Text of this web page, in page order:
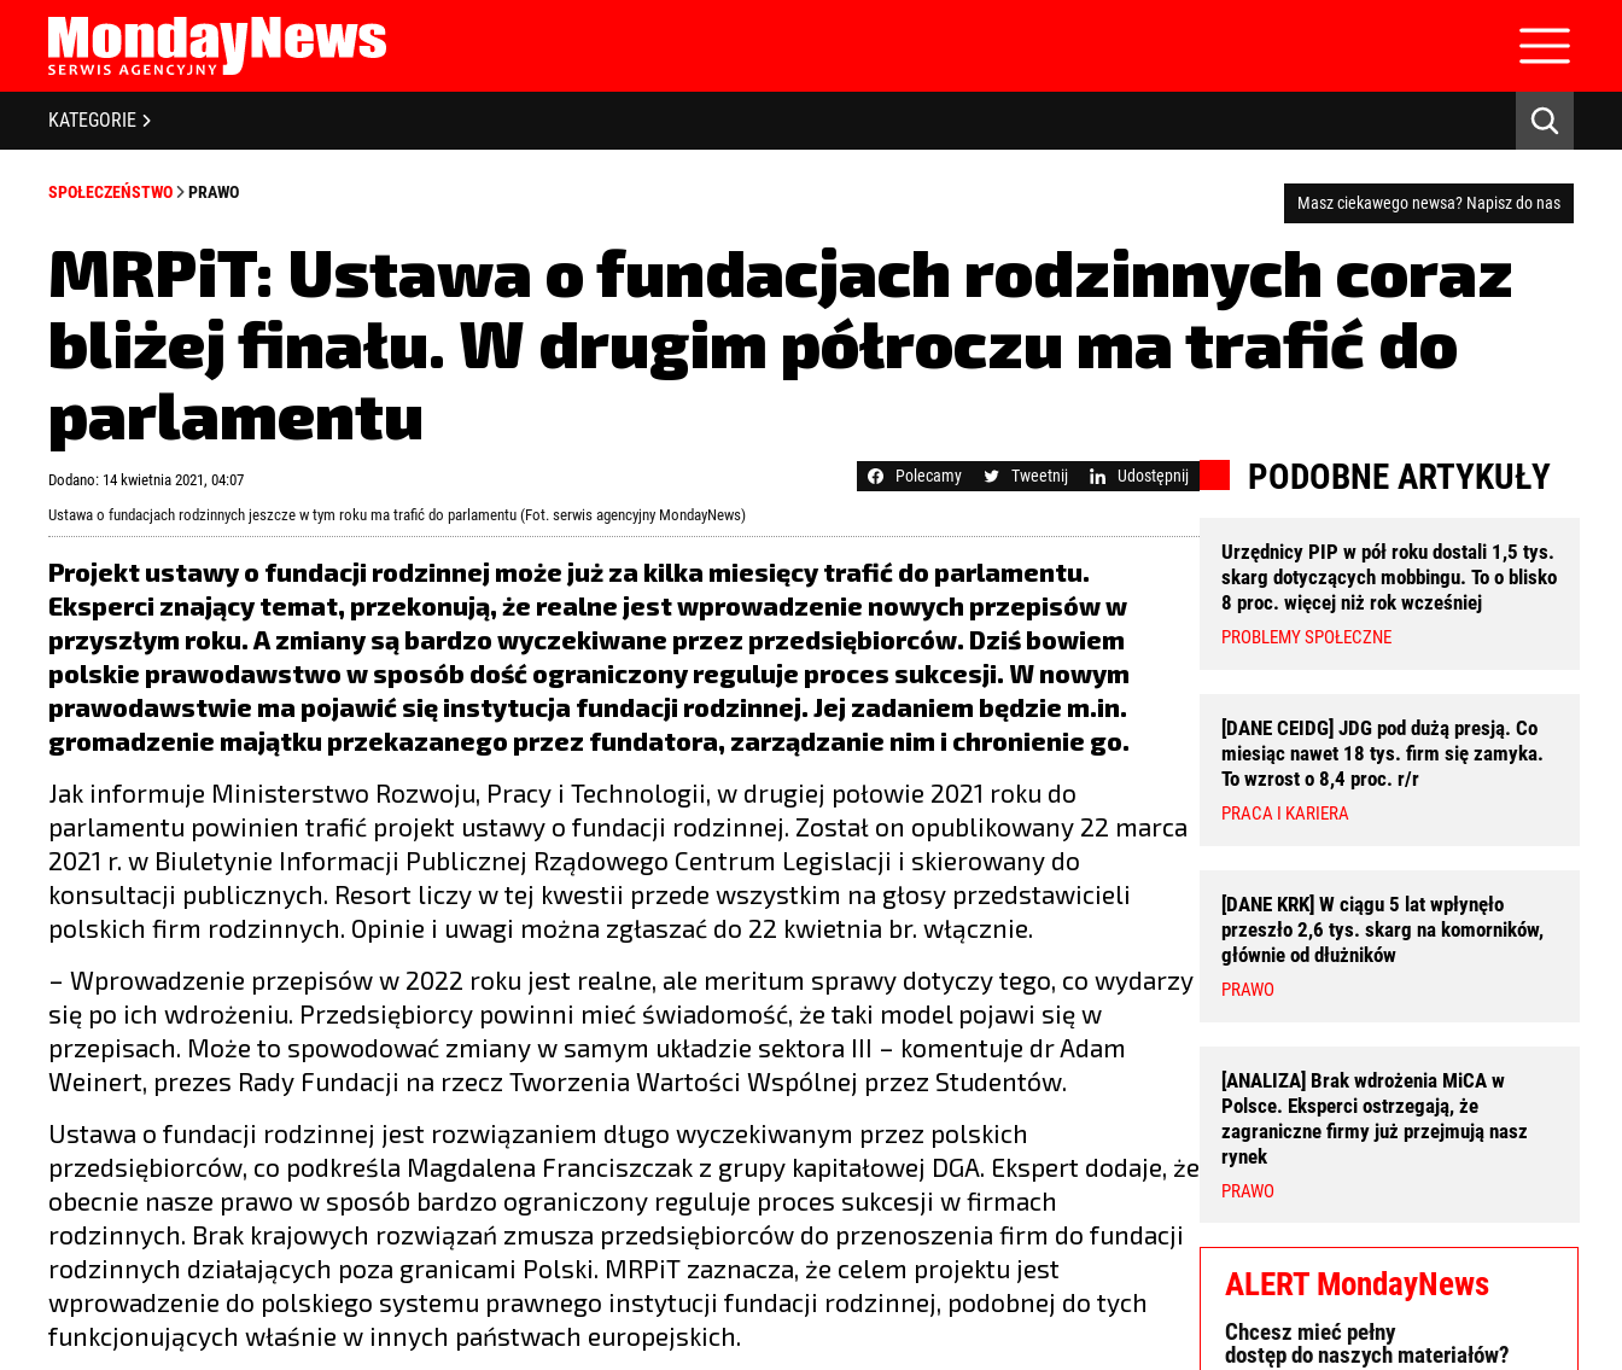
STRONA GŁÓWNA
O NAS
POLITYKA PRYWATNOŚCI
KONTAKT
Zapamiętaj mnie
KATEGORIE
BIZNES I GOSPODARKA
BANKOWOŚĆ I FINANSE
SPOŁECZEŃSTWO
EDUKACJA
MEDIA
ZDROWIE I URODA
KULTURA
LIFESTYLE
OPINIE I KOMENTARZE
SPOŁECZEŃSTWO PRAWO
Masz ciekawego newsa? Napisz do nas
MRPiT: Ustawa o fundacjach rodzinnych coraz
bliżej finału. W drugim półroczu ma trafić do
parlamentu
Dodano: 14 kwietnia 2021, 04:07 Polecamy Tweetnij Udostępnij
Ustawa o fundacjach rodzinnych jeszcze w tym roku ma trafić do parlamentu (Fot. serwis agencyjny MondayNews)
Projekt ustawy o fundacji rodzinnej może już za kilka miesięcy trafić do parlamentu.
Eksperci znający temat, przekonują, że realne jest wprowadzenie nowych przepisów w
przyszłym roku. A zmiany są bardzo wyczekiwane przez przedsiębiorców. Dziś bowiem
polskie prawodawstwo w sposób dość ograniczony reguluje proces sukcesji. W nowym
prawodawstwie ma pojawić się instytucja fundacji rodzinnej. Jej zadaniem będzie m.in.
gromadzenie majątku przekazanego przez fundatora, zarządzanie nim i chronienie go.
Jak informuje Ministerstwo Rozwoju, Pracy i Technologii, w drugiej połowie 2021 roku do
parlamentu powinien trafić projekt ustawy o fundacji rodzinnej. Został on opublikowany 22 marca
2021 r. w Biuletynie Informacji Publicznej Rządowego Centrum Legislacji i skierowany do
konsultacji publicznych. Resort liczy w tej kwestii przede wszystkim na głosy przedstawicieli
polskich firm rodzinnych. Opinie i uwagi można zgłaszać do 22 kwietnia br. włącznie.
– Wprowadzenie przepisów w 2022 roku jest realne, ale meritum sprawy dotyczy tego, co wydarzy
się po ich wdrożeniu. Przedsiębiorcy powinni mieć świadomość, że taki model pojawi się w
przepisach. Może to spowodować zmiany w samym układzie sektora III – komentuje dr Adam
Weinert, prezes Rady Fundacji na rzecz Tworzenia Wartości Wspólnej przez Studentów.
Ustawa o fundacji rodzinnej jest rozwiązaniem długo wyczekiwanym przez polskich
przedsiębiorców, co podkreśla Magdalena Franciszczak z grupy kapitałowej DGA. Ekspert dodaje, że
obecnie nasze prawo w sposób bardzo ograniczony reguluje proces sukcesji w firmach
rodzinnych. Brak krajowych rozwiązań zmusza przedsiębiorców do przenoszenia firm do fundacji
rodzinnych działających poza granicami Polski. MRPiT zaznacza, że celem projektu jest
wprowadzenie do polskiego systemu prawnego instytucji fundacji rodzinnej, podobnej do tych
funkcjonujących właśnie w innych państwach europejskich.
PODOBNE ARTYKUŁY
Urzędnicy PIP w pół roku dostali 1,5 tys.
skarg dotyczących mobbingu. To o blisko
8 proc. więcej niż rok wcześniej
PROBLEMY SPOŁECZNE
[DANE CEIDG] JDG pod dużą presją. Co
miesiąc nawet 18 tys. firm się zamyka.
To wzrost o 8,4 proc. r/r
PRACA I KARIERA
[DANE KRK] W ciągu 5 lat wpłynęło
przeszło 2,6 tys. skarg na komorników,
głównie od dłużników
PRAWO
[ANALIZA] Brak wdrożenia MiCA w
Polsce. Eksperci ostrzegają, że
zagraniczne firmy już przejmują nasz
rynek
PRAWO
ALERT MondayNews
Chcesz mieć pełny
dostęp do naszych materiałów?